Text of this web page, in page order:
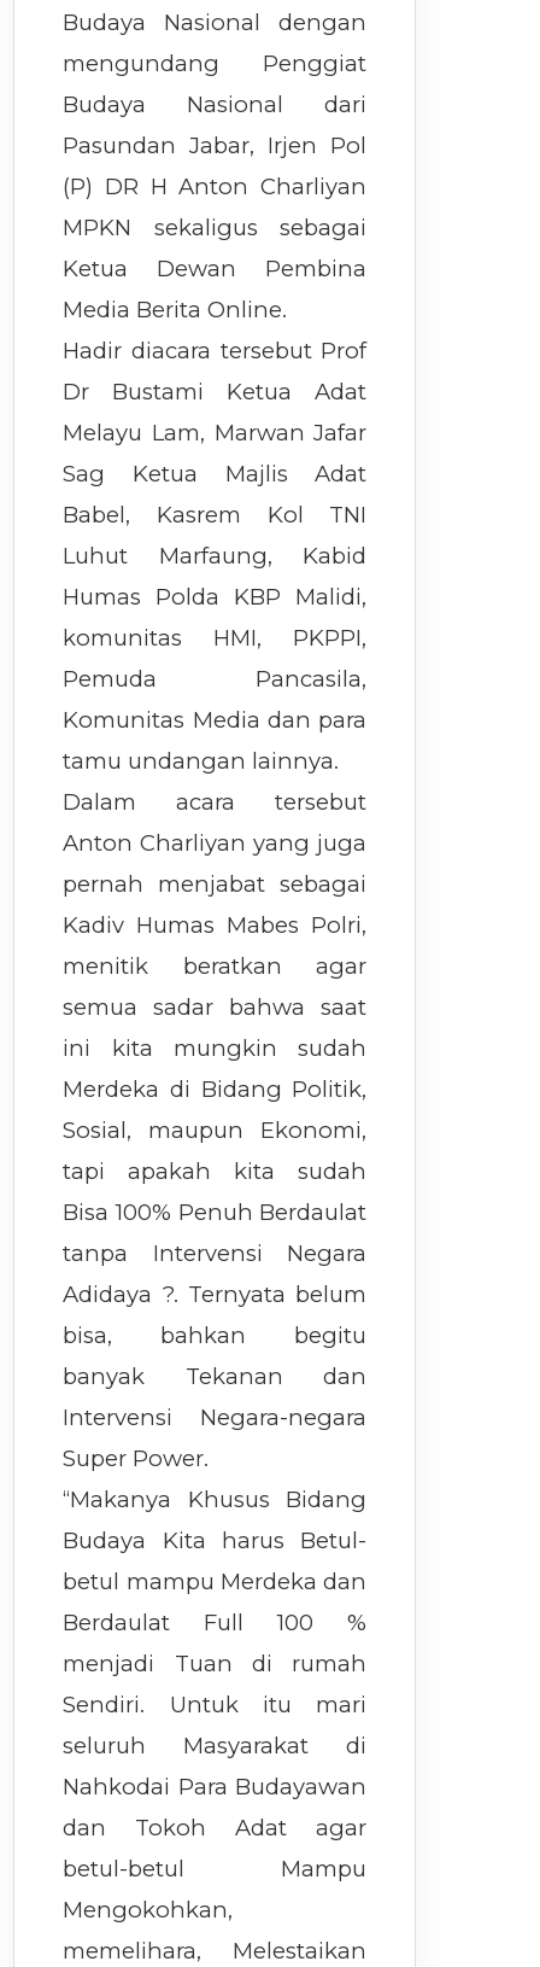
Budaya Nasional dengan
mengundang Penggiat
Budaya Nasional dari
Pasundan Jabar, Irjen Pol
(P) DR H Anton Charliyan
MPKN sekaligus sebagai
Ketua Dewan Pembina
Media Berita Online.
Hadir diacara tersebut Prof
Dr Bustami Ketua Adat
Melayu Lam, Marwan Jafar
Sag Ketua Majlis Adat
Babel, Kasrem Kol TNI
Luhut Marfaung, Kabid
Humas Polda KBP Malidi,
komunitas HMI, PKPPI,
Pemuda Pancasila,
Komunitas Media dan para
tamu undangan lainnya.
Dalam acara tersebut
Anton Charliyan yang juga
pernah menjabat sebagai
Kadiv Humas Mabes Polri,
menitik beratkan agar
semua sadar bahwa saat
ini kita mungkin sudah
Merdeka di Bidang Politik,
Sosial, maupun Ekonomi,
tapi apakah kita sudah
Bisa 100% Penuh Berdaulat
tanpa Intervensi Negara
Adidaya ?. Ternyata belum
bisa, bahkan begitu
banyak Tekanan dan
Intervensi Negara-negara
Super Power.
“Makanya Khusus Bidang
Budaya Kita harus Betul-
betul mampu Merdeka dan
Berdaulat Full 100 %
menjadi Tuan di rumah
Sendiri. Untuk itu mari
seluruh Masyarakat di
Nahkodai Para Budayawan
dan Tokoh Adat agar
betul-betul Mampu
Mengokohkan,
memelihara, Melestaikan